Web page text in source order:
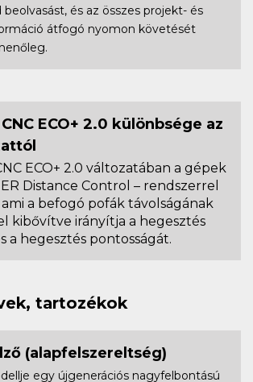
és az összes projekt- és
átfogó nyomon követését
CNC ECO+ 2.0 különbsége az
ECO+ 2.0 változatában a gépek
Distance Control – rendszerrel
a befogó pofák távolságának
kibővítve irányítja a hegesztés
a hegesztés pontosságát.
tartozékok
(alapfelszereltség)
egy újgenerációs nagyfelbontású